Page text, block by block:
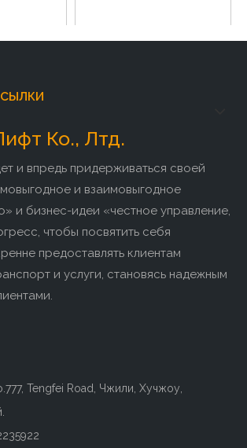
Ко., Лтд.
и впредь придерживаться своей
и взаимовыгодное
и бизнес-идеи «честное управление,
чтобы посвятить себя
предоставлять клиентам
и услуги, становясь надежным
Tengfei Road, Чжили, Хучжоу,